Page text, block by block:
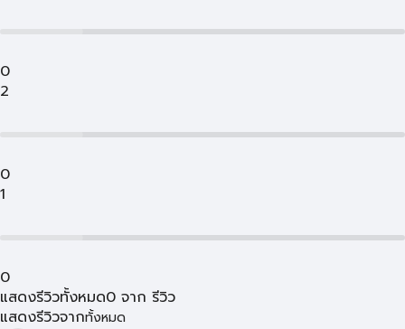
0
2
0
1
0
แสดงรีวิวทั้งหมด0 จาก รีวิว
แสดงรีวิวจากทั้งหมด